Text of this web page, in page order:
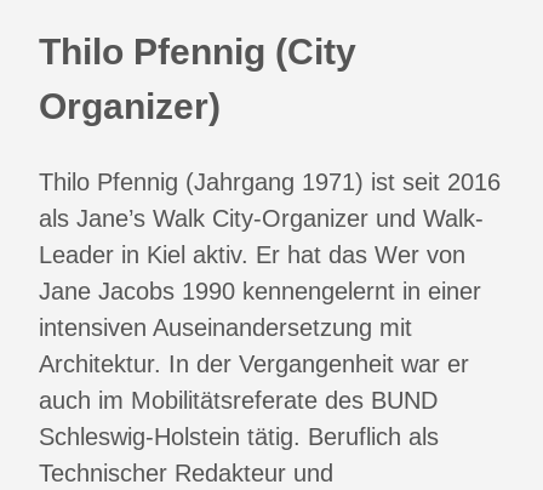
Thilo Pfennig (City
Organizer)
Thilo Pfennig (Jahrgang 1971) ist seit 2016
als Jane’s Walk City-Organizer und Walk-
Leader in Kiel aktiv. Er hat das Wer von
Jane Jacobs 1990 kennengelernt in einer
intensiven Auseinandersetzung mit
Architektur. In der Vergangenheit war er
auch im Mobilitätsreferate des BUND
Schleswig-Holstein tätig. Beruflich als
Technischer Redakteur und